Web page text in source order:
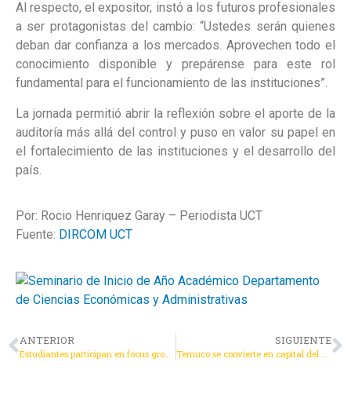
Al respecto, el expositor, instó a los futuros profesionales
a ser protagonistas del cambio: “Ustedes serán quienes
deban dar confianza a los mercados. Aprovechen todo el
conocimiento disponible y prepárense para este rol
fundamental para el funcionamiento de las instituciones”.
La jornada permitió abrir la reflexión sobre el aporte de la
auditoría más allá del control y puso en valor su papel en
el fortalecimiento de las instituciones y el desarrollo del
país.
Por: Rocio Henriquez Garay – Periodista UCT
Fuente: DIRCOM UCT
ANTERIOR SIGUIENTE